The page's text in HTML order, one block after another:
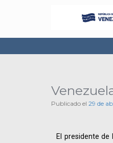
Publicado el 29 de
El presidente de